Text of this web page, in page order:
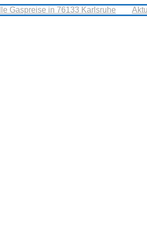
Gaspreise in 76133 Karlsruhe